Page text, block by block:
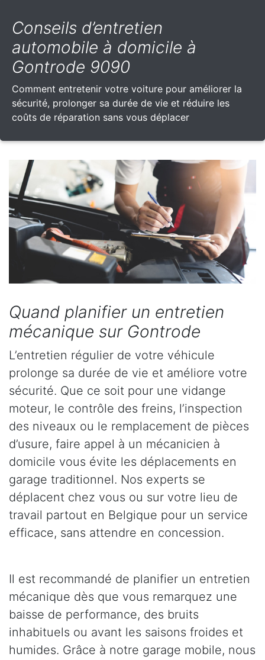
Conseils d’entretien
automobile à domicile à
Gontrode 9090
Comment entretenir votre voiture pour améliorer la
sécurité, prolonger sa durée de vie et réduire les
coûts de réparation sans vous déplacer
Quand planifier un entretien
mécanique sur Gontrode
L’entretien régulier de votre véhicule
prolonge sa durée de vie et améliore votre
sécurité. Que ce soit pour une vidange
moteur, le contrôle des freins, l’inspection
des niveaux ou le remplacement de pièces
d’usure, faire appel à un mécanicien à
domicile vous évite les déplacements en
garage traditionnel. Nos experts se
déplacent chez vous ou sur votre lieu de
travail partout en Belgique pour un service
efficace, sans attendre en concession.
Il est recommandé de planifier un entretien
mécanique dès que vous remarquez une
baisse de performance, des bruits
inhabituels ou avant les saisons froides et
humides. Grâce à notre garage mobile, nous